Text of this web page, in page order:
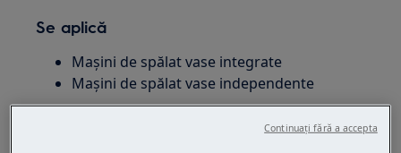
Se aplică
Maşini de spălat vase integrate
Mașini de spălat vase independente
Continuați fără a accepta